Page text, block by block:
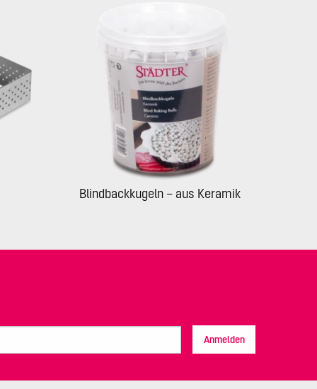
Blindbackkugeln – aus Keramik
Anmelden